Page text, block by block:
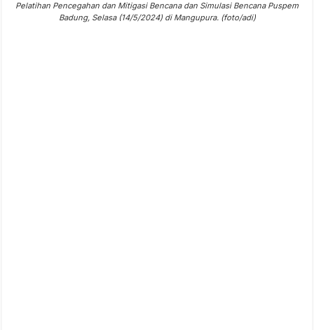
Pelatihan Pencegahan dan Mitigasi Bencana dan Simulasi Bencana Puspem
Badung, Selasa (14/5/2024) di Mangupura. (foto/adi)